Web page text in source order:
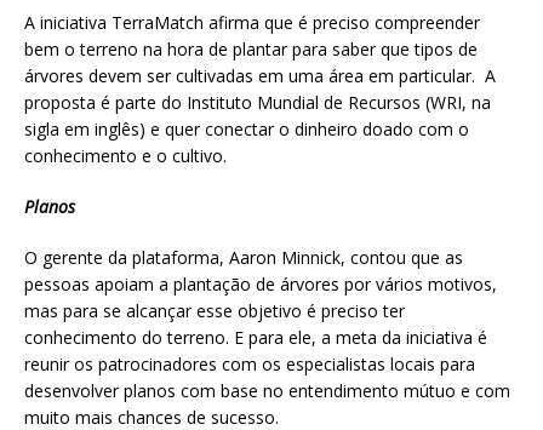
A iniciativa TerraMatch afirma que é preciso compreender
bem o terreno na hora de plantar para saber que tipos de
árvores devem ser cultivadas em uma área em particular. A
proposta é parte do Instituto Mundial de Recursos (WRI, na
sigla em inglês) e quer conectar o dinheiro doado com o
conhecimento e o cultivo.
Planos
O gerente da plataforma, Aaron Minnick, contou que as
pessoas apoiam a plantação de árvores por vários motivos,
mas para se alcançar esse objetivo é preciso ter
conhecimento do terreno. E para ele, a meta da iniciativa é
reunir os patrocinadores com os especialistas locais para
desenvolver planos com base no entendimento mútuo e com
muito mais chances de sucesso.